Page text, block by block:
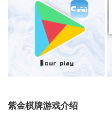
紫金棋牌游戏介绍